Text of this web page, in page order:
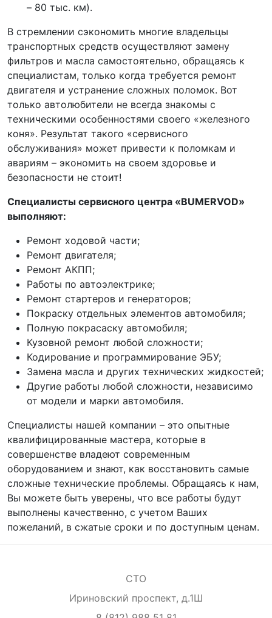
– 80 тыс. км).
В стремлении сэкономить многие владельцы
транспортных средств осуществляют замену
фильтров и масла самостоятельно, обращаясь к
специалистам, только когда требуется ремонт
двигателя и устранение сложных поломок. Вот
только автолюбители не всегда знакомы с
техническими особенностями своего «железного
коня». Результат такого «сервисного
обслуживания» может привести к поломкам и
авариям – экономить на своем здоровье и
безопасности не стоит!
Специалисты сервисного центра «BUMERVOD»
выполняют:
Ремонт ходовой части;
Ремонт двигателя;
Ремонт АКПП;
Работы по автоэлектрике;
Ремонт стартеров и генераторов;
Покраску отдельных элементов автомобиля;
Полную покрасаску автомобиля;
Кузовной ремонт любой сложности;
Кодирование и программирование ЭБУ;
Замена масла и других технических жидкостей;
Другие работы любой сложности, независимо
от модели и марки автомобиля.
Специалисты нашей компании – это опытные
квалифицированные мастера, которые в
совершенстве владеют современным
оборудованием и знают, как восстановить самые
сложные технические проблемы. Обращаясь к нам,
Вы можете быть уверены, что все работы будут
выполнены качественно, с учетом Ваших
пожеланий, в сжатые сроки и по доступным ценам.
СТО
Ириновский проспект, д.1Ш